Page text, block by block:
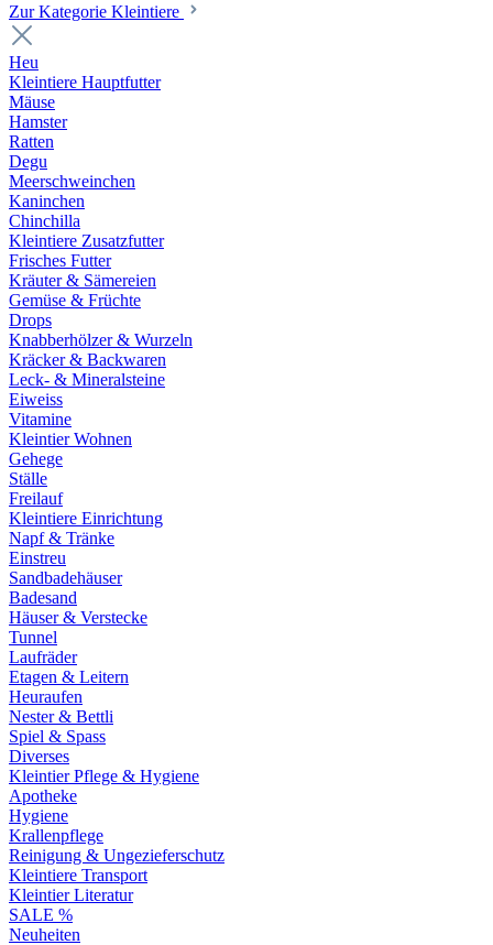
Zur Kategorie Kleintiere
Heu
Kleintiere Hauptfutter
Mäuse
Hamster
Ratten
Degu
Meerschweinchen
Kaninchen
Chinchilla
Kleintiere Zusatzfutter
Frisches Futter
Kräuter & Sämereien
Gemüse & Früchte
Drops
Knabberhölzer & Wurzeln
Kräcker & Backwaren
Leck- & Mineralsteine
Eiweiss
Vitamine
Kleintier Wohnen
Gehege
Ställe
Freilauf
Kleintiere Einrichtung
Napf & Tränke
Einstreu
Sandbadehäuser
Badesand
Häuser & Verstecke
Tunnel
Laufräder
Etagen & Leitern
Heuraufen
Nester & Bettli
Spiel & Spass
Diverses
Kleintier Pflege & Hygiene
Apotheke
Hygiene
Krallenpflege
Reinigung & Ungezieferschutz
Kleintiere Transport
Kleintier Literatur
SALE %
Neuheiten